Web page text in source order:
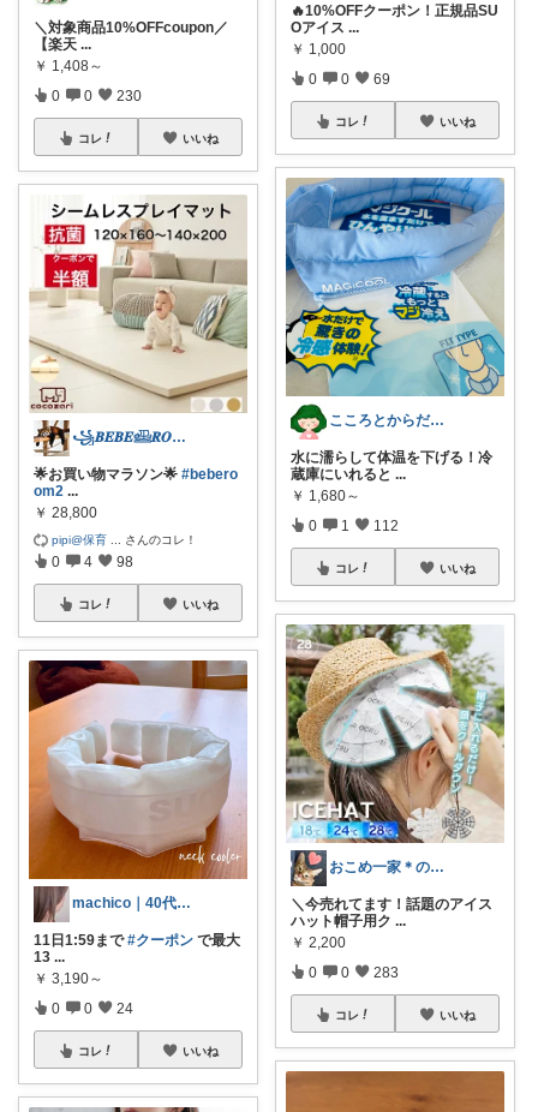
＼対象商品10%OFFcoupon／
【楽天 ...
￥ 1,408～
0 0 230
コレ いいね
꧁𝑩𝑬𝑩𝑬𓊝𝑹𝑶𝑶𝑴꧂
🌟お買い物マラソン🌟 #bebero
om2 ...
￥ 28,800
pipi@保育 さんのコレ！
0 4 98
コレ いいね
machico｜40代 転勤族パート主婦
11日1:59まで#クーポン で最大
13 ...
￥ 3,190～
0 0 24
コレ いいね
🔥10%OFFクーポン！正規品SU
Oアイス ...
￥ 1,000
0 0 69
コレ いいね
こころとからだの余裕お手伝いROOM🍀
水に濡らして体温を下げる！冷
蔵庫にいれると ...
￥ 1,680～
0 1 112
コレ いいね
おこめ一家＊のんびり復帰🏖️
＼今売れてます！話題のアイス
ハット帽子用ク ...
￥ 2,200
0 0 283
コレ いいね